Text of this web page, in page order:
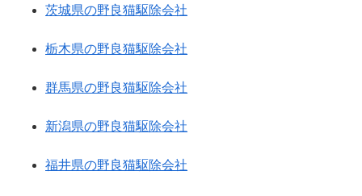
茨城県の野良猫駆除会社
栃木県の野良猫駆除会社
群馬県の野良猫駆除会社
新潟県の野良猫駆除会社
福井県の野良猫駆除会社